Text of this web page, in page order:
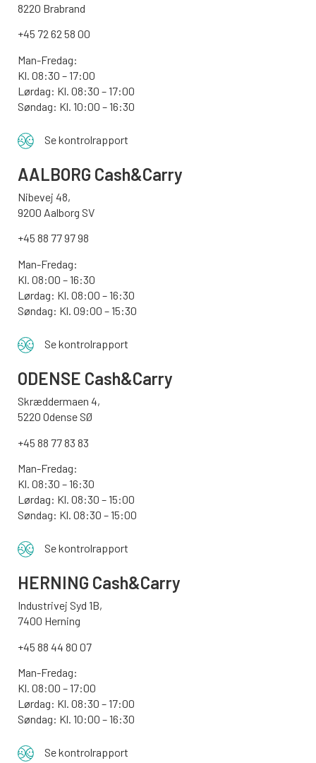
8220 Brabrand
+45 72 62 58 00
Man-Fredag:
Kl. 08:30 – 17:00
Lørdag: Kl. 08:30 – 17:00
Søndag: Kl. 10:00 – 16:30
Se kontrolrapport
AALBORG Cash&Carry
Nibevej 48,
9200 Aalborg SV
+45 88 77 97 98
Man-Fredag:
Kl. 08:00 – 16:30
Lørdag: Kl. 08:00 – 16:30
Søndag: Kl. 09:00 – 15:30
Se kontrolrapport
ODENSE Cash&Carry
Skræddermaen 4,
5220 Odense SØ
+45 88 77 83 83
Man-Fredag:
Kl. 08:30 – 16:30
Lørdag: Kl. 08:30 – 15:00
Søndag: Kl. 08:30 – 15:00
Se kontrolrapport
HERNING Cash&Carry
Industrivej Syd 1B,
7400 Herning
+45 88 44 80 07
Man-Fredag:
Kl. 08:00 – 17:00
Lørdag: Kl. 08:30 – 17:00
Søndag: Kl. 10:00 – 16:30
Se kontrolrapport